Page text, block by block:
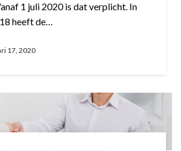
1 juli 2020 is dat verplicht. In
heeft de…
17, 2020